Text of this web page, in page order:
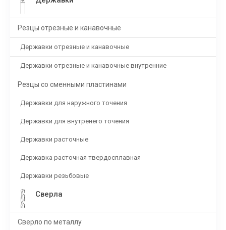
Резцы отрезные и канавочные
Державки отрезные и канавочные
Державки отрезные и канавочные внутренние
Резцы со сменными пластинами
Державки для наружного точения
Державки для внутренего точения
Державки расточные
Державка расточная твердосплавная
Державки резьбовые
Сверла
Сверло по металлу